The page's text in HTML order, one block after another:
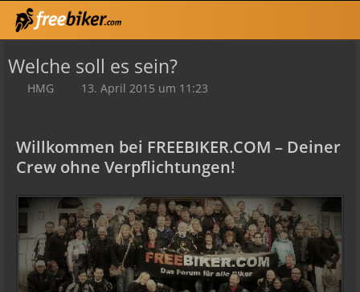
Welche soll es sein?
HMG 13. April 2015 um 11:23
Willkommen bei FREEBIKER.COM – Deiner
Crew ohne Verpflichtungen!